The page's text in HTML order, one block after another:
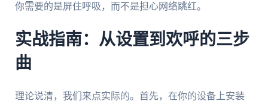
你需要的是屏住呼吸，而不是担心网络跳红。
实战指南：从设置到欢呼的三步
曲
理论说清，我们来点实际的。首先，在你的设备上安装